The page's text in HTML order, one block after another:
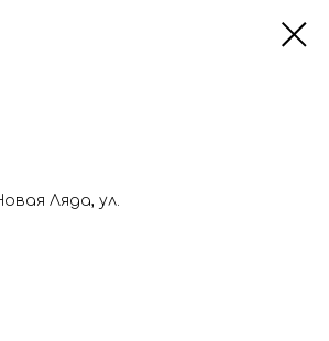
Ляда, ул.